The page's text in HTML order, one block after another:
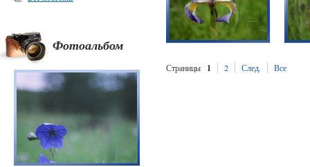
Фотоальбом
Страницы 1 2 След. Все